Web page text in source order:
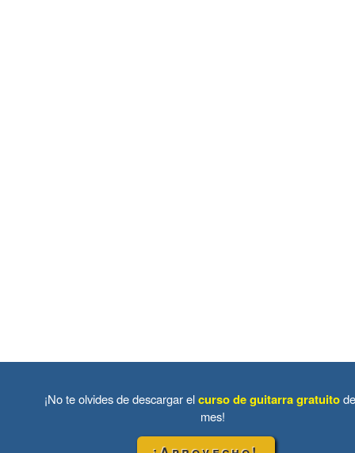
¡No te olvides de descargar elcurso de guitarra gratuito
mes!